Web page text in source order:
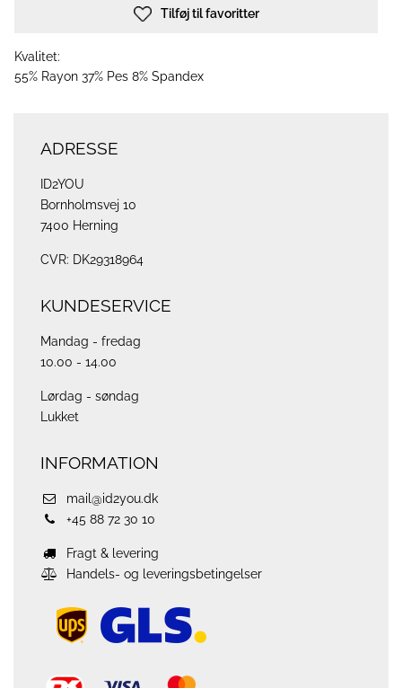
Tilføj til favoritter
Kvalitet:
55% Rayon 37% Pes 8% Spandex
ADRESSE
ID2YOU
Bornholmsvej 10
7400 Herning
CVR: DK29318964
KUNDESERVICE
Mandag - fredag
10.00 - 14.00
Lørdag - søndag
Lukket
INFORMATION
mail@id2you.dk
+45 88 72 30 10
Fragt & levering
Handels- og leveringsbetingelser
ups
logo